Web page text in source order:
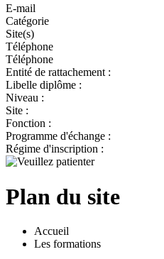
E-mail
Catégorie
Site(s)
Téléphone
Téléphone
Entité de rattachement :
Libelle diplôme :
Niveau :
Site :
Fonction :
Programme d'échange :
Régime d'inscription :
Plan du site
Accueil
Les formations